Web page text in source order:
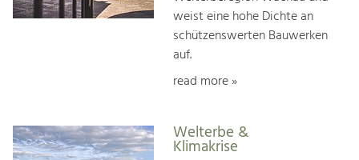
weist eine hohe Dichte an
schützenswerten Bauwerken
auf.
read more »
Welterbe &
Klimakrise